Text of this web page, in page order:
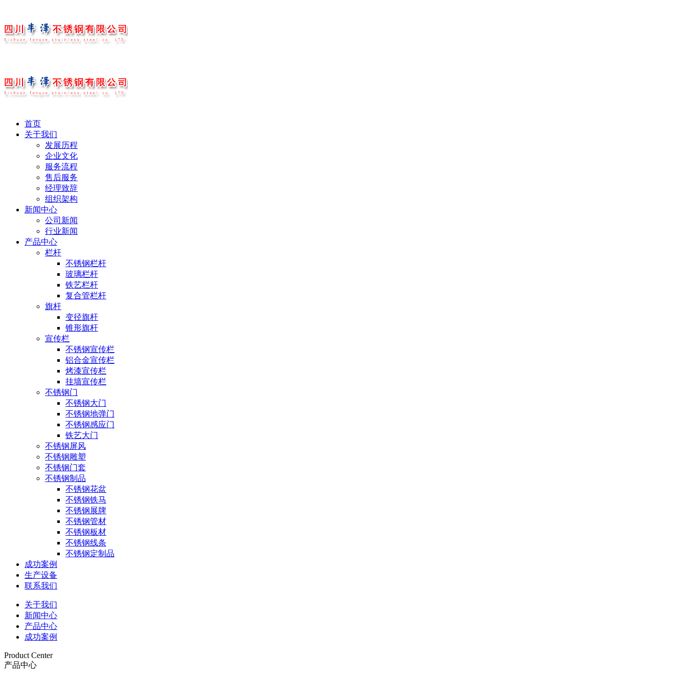
首页
关于我们
发展历程
企业文化
服务流程
售后服务
经理致辞
组织架构
新闻中心
公司新闻
行业新闻
产品中心
栏杆
不锈钢栏杆
玻璃栏杆
铁艺栏杆
复合管栏杆
旗杆
变径旗杆
锥形旗杆
宣传栏
不锈钢宣传栏
铝合金宣传栏
烤漆宣传栏
挂墙宣传栏
不锈钢门
不锈钢大门
不锈钢地弹门
不锈钢感应门
铁艺大门
不锈钢屏风
不锈钢雕塑
不锈钢门套
不锈钢制品
不锈钢花盆
不锈钢铁马
不锈钢展牌
不锈钢管材
不锈钢板材
不锈钢线条
不锈钢定制品
成功案例
生产设备
联系我们
关于我们
新闻中心
产品中心
成功案例
Product Center
产品中心